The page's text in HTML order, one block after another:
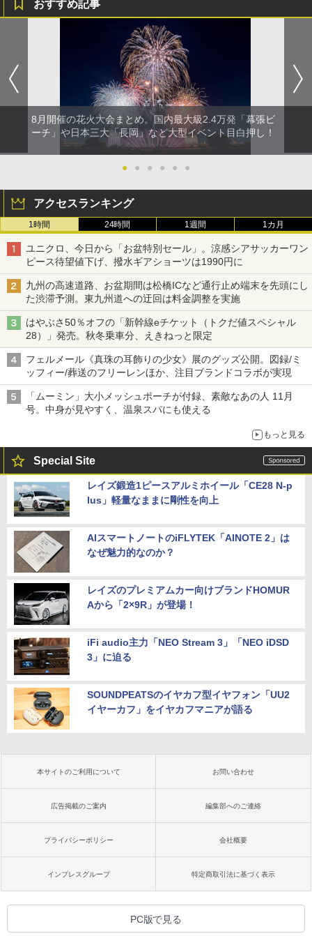
おすすめ記事
8月開催の花火大会まとめ。国内最大級2.4万発「幕張ビ
ーチ」や日本三大「長岡」など大型イベント目白押し！
● ● ● ● ● ●
アクセスランキング
1時間 24時間 1週間 1カ月
ユニクロ、今日から「お盆特別セール」。涼感シアサッカーワン
ピース待望値下げ、撥水ギアショーツは1990円に
九州の高速道路、お盆期間は松橋ICなど通行止め端末を先頭にし
た渋滞予測。東九州道への迂回は料金調整を実施
はやぶさ50％オフの「新幹線eチケット（トクだ値スペシャル
28）」発売。秋冬乗車分、えきねっと限定
フェルメール《真珠の耳飾りの少女》展のグッズ公開。図録/ミ
ッフィー/葬送のフリーレンほか、注目ブランドコラボが実現
「ムーミン」大小メッシュポーチが付録、素敵なあの人 11月
号。中身が見やすく、温泉スパにも使える
もっと見る
Special Site
レイズ鍛造1ピースアルミホイール「CE28 N-p
lus」軽量なままに剛性を向上
AIスマートノートのiFLYTEK「AINOTE 2」は
なぜ魅力的なのか？
レイズのプレミアムカー向けブランドHOMUR
Aから「2×9R」が登場！
iFi audio主力「NEO Stream 3」「NEO iDSD
3」に迫る
SOUNDPEATSのイヤカフ型イヤフォン「UU2
イヤーカフ」をイヤカフマニアが語る
本サイトのご利用について お問い合わせ
広告掲載のご案内 編集部へのご連絡
プライバシーポリシー 会社概要
インプレスグループ 特定商取引法に基づく表示
PC版で見る